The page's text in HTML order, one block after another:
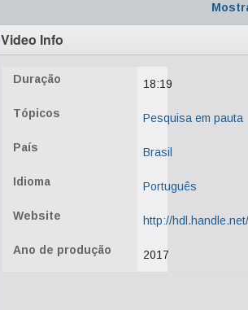
Video Info
Duração 18:19
Tópicos Pesquisa em pauta
País Brasil
Idioma Português
Website http://
Ano de produção 2017